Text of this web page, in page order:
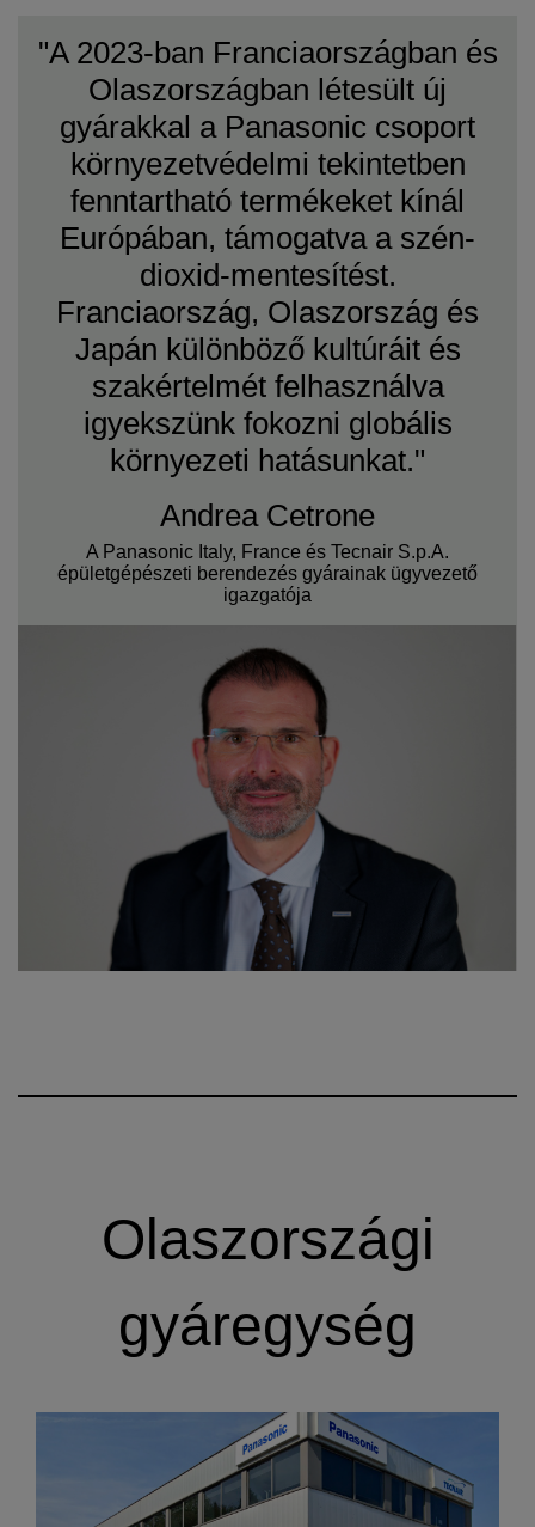
"A 2023-ban Franciaországban és
Olaszországban létesült új
gyárakkal a Panasonic csoport
környezetvédelmi tekintetben
fenntartható termékeket kínál
Európában, támogatva a szén-
dioxid-mentesítést.
Franciaország, Olaszország és
Japán különböző kultúráit és
szakértelmét felhasználva
igyekszünk fokozni globális
környezeti hatásunkat."
Andrea Cetrone
A Panasonic Italy, France és Tecnair S.p.A.
épületgépészeti berendezés gyárainak ügyvezető
igazgatója
Olaszországi
gyáregység